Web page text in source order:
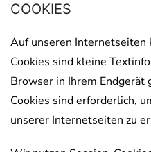
COOKIES
Auf unseren Internetseiten
Cookies sind kleine
Browser in Ihrem Endgerät
Cookies sind erforderlich,
unserer Internetseiten zu